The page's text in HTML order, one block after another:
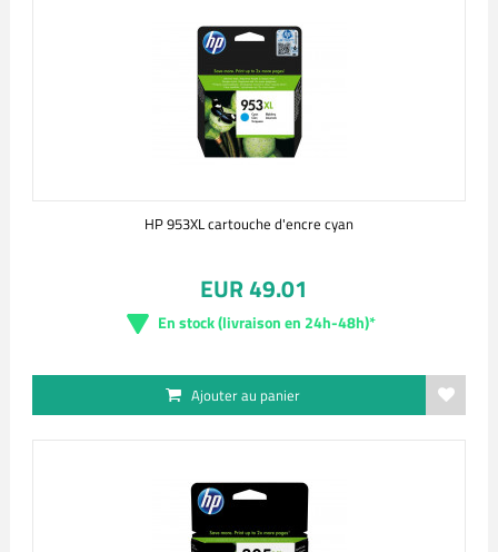
HP 953XL cartouche d'encre cyan
EUR 49.01
En stock (livraison en 24h-48h)*
Ajouter au panier